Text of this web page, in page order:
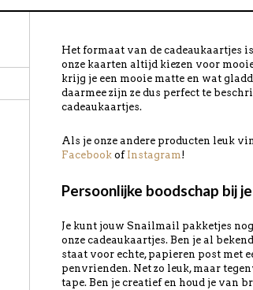
Het formaat van de cadeaukaartjes
onze kaarten altijd kiezen voor
krijg je een mooie matte en wat
daarmee zijn ze dus perfect te
cadeaukaartjes.
Als je onze andere producten leuk
Facebook of Instagram!
Persoonlijke boodschap bij
Je kunt jouw Snailmail pakketjes
onze cadeaukaartjes. Ben je al
staat voor echte, papieren post met
penvrienden. Net zo leuk, maar
tape. Ben je creatief en houd je van